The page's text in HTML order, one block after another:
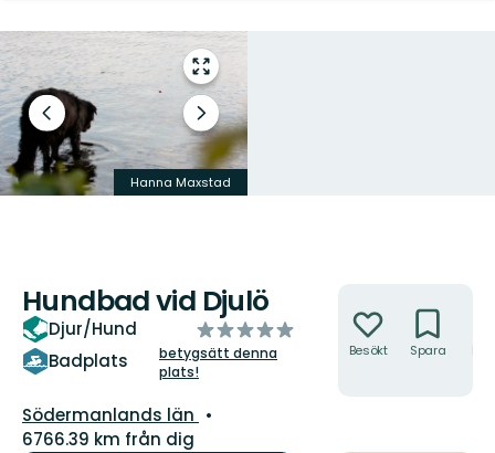
Gå
till
helskärmsläge
Föregående
bild
Nästa
bildspel
Hanna Maxstad
Hundbad vid Djulö
Djur/Hund
Badplats
av
5
stjärnor
betygsätt denna
plats!
Län:
Södermanlands län
6766.39 km från dig
Besökt Spara